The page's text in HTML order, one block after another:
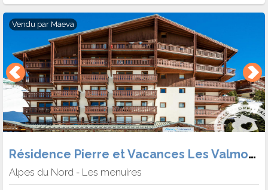
Vendu par Maeva
Résidence Pierre et Vacances Les Valmonts
Alpes du Nord - Les menuires